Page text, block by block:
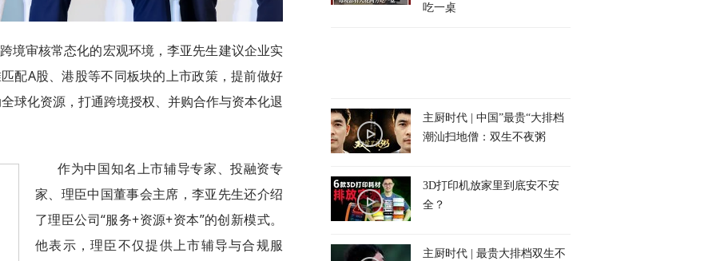
境审核常态化的宏观环境，李亚先生建议企业实
配A股、港股等不同板块的上市政策，提前做好
球化资源，打通跨境授权、并购合作与资本化退
作为中国知名上市辅导专家、投融资专
家、理臣中国董事会主席，李亚先生还介绍
了理臣公司“服务+资源+资本”的创新模式。
他表示，理臣不仅提供上市辅导与合规服
吃一桌
主厨时代 | 中国”最贵“大排档
潮汕扫地僧：双生不夜粥
3D打印机放家里到底安不安
全？
主厨时代 | 最贵大排档双生不